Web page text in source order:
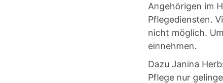
Angehörigen im
Pflegediensten.
nicht möglich.
einnehmen.
Dazu Janina
Pflege nur